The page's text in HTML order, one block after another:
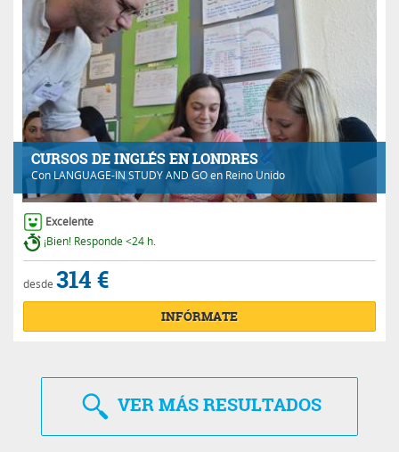
CURSOS DE INGLÉS EN LONDRES
Con LANGUAGE-IN STUDY AND GOen Reino Unido
Excelente
¡Bien! Responde <24 h.
desde 314 €
INFÓRMATE
VERMÁS RESULTADOS